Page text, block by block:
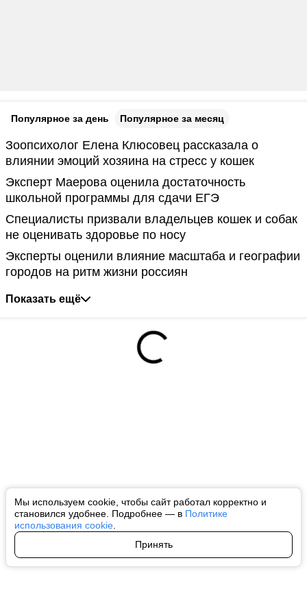
Мы используем cookie, чтобы сайт работал корректно и
становился удобнее. Подробнее — в Политике
использования cookie
Принять
Популярное за день Популярное за месяц
Зоопсихолог Елена Клюсовец рассказала о
влиянии эмоций хозяина на стресс у кошек
Эксперт Маерова оценила достаточность
школьной программы для сдачи ЕГЭ
Специалисты призвали владельцев кошек и собак
не оценивать здоровье по носу
Эксперты оценили влияние масштаба и географии
городов на ритм жизни россиян
Показать ещё